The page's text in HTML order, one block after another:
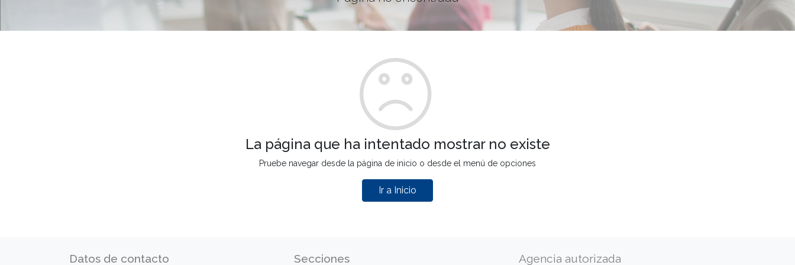
La página que ha intentado mostrar no existe
Pruebe navegar desde la página de inicio o desde el menú de opciones
Ir a Inicio
Datos de contacto Secciones Agencia autorizada